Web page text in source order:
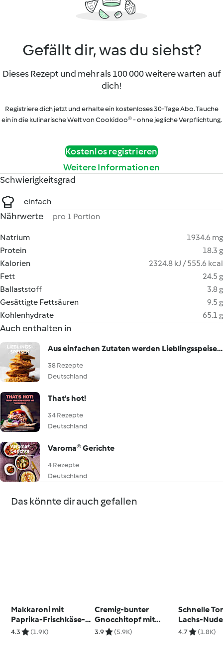
Gefällt dir, was du siehst?
Dieses Rezept und mehr als 100 000 weitere warten auf
dich!
Registriere dich jetzt und erhalte ein kostenloses 30-Tage Abo. Tauche
ein in die kulinarische Welt von Cookidoo® - ohne jegliche Verpflichtung.
Kostenlos registrieren
Weitere Informationen
Schwierigkeitsgrad
einfach
Nährwerte pro 1 Portion
Natrium
1934.6 mg
Protein
18.3 g
Kalorien
2324.8 kJ / 555.6 kcal
Fett
24.5 g
Ballaststoff
3.8 g
Gesättigte Fettsäuren
9.5 g
Kohlenhydrate
65.1 g
Auch enthalten in
Aus einfachen Zutaten werden Lieblingsspeisen!
38 Rezepte
Deutschland
That's hot!
34 Rezepte
Deutschland
Varoma® Gerichte
4 Rezepte
Deutschland
Das könnte dir auch gefallen
Makkaroni mit
Paprika-Frischkäse-
Sauce
4.3 (1.9K)
Cremig-bunter
Gnocchitopf mit
Salamistreifen
3.9 (5.9K)
Schnelle
Lachs-
4.7 (1.8K)